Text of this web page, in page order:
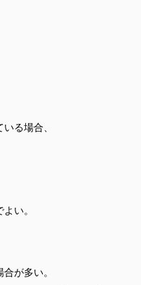
る場合、
い。
が多い。